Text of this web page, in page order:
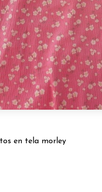
en tela morley